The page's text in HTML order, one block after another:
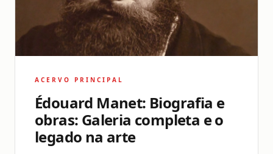
ACERVO PRINCIPAL
Édouard Manet: Biografia e
obras: Galeria completa e o
legado na arte